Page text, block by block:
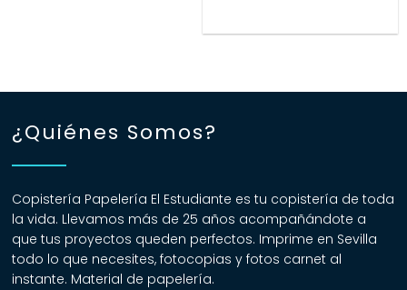
¿Quiénes Somos?
Copistería Papelería El Estudiante es tu copistería de toda
la vida. Llevamos más de 25 años acompañándote a
que tus proyectos queden perfectos. Imprime en Sevilla
todo lo que necesites, fotocopias y fotos carnet al
instante. Material de papelería.